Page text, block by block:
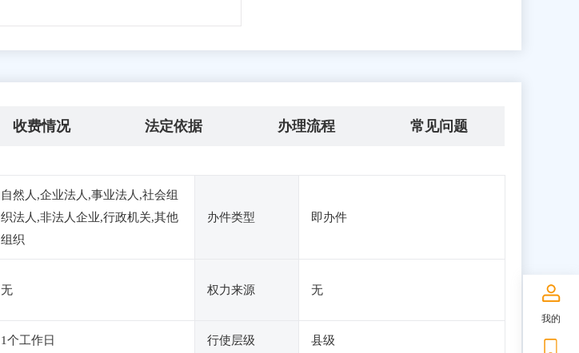
收费情况 法定依据 办理流程 常见问题
自然人,企业法人,事业法人,社会组
织法人,非法人企业,行政机关,其他
组织
办件类型 即办件
无 权力来源 无
1个工作日 行使层级 县级
我的